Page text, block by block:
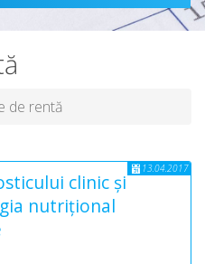
de rentă
clinic și
nutrițional
13.04.2017